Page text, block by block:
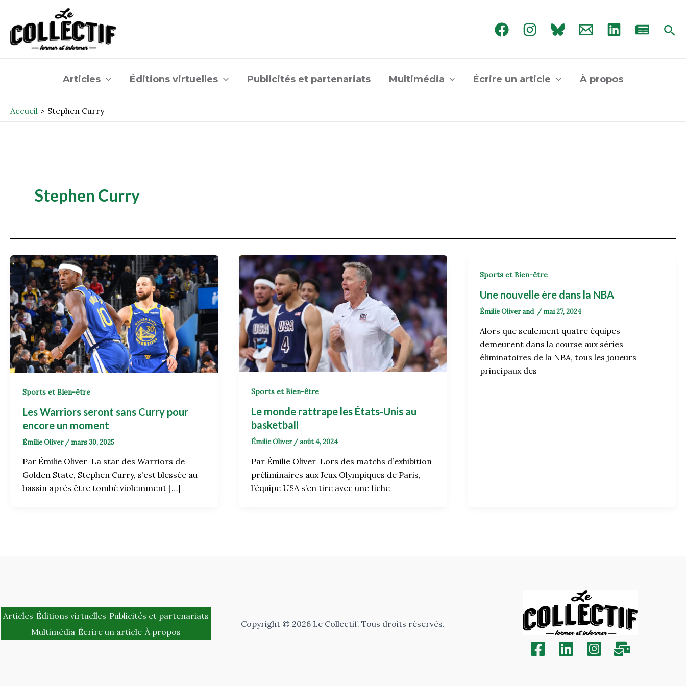
contenu
Articles Éditions virtuelles Publicités et partenariats Multimédia Écrire un article À propos
Accueil Stephen Curry
Stephen Curry
Sports et Bien-être
Les Warriors seront sans Curry pour
encore un moment
Émilie Oliver / mars 30, 2025
Par Émilie Oliver La star des Warriors de
Golden State, Stephen Curry, s’est blessée au
bassin après être tombé violemment […]
Sports et Bien-être
Le monde rattrape les États-Unis au
basketball
Émilie Oliver /août 4, 2024
Par Émilie Oliver Lors des matchs d’exhibition
préliminaires aux Jeux Olympiques de Paris,
l’équipe USA s’en tire avec une fiche
Sports et Bien-être
Une nouvelle ère dans la NBA
Émilie Oliverand / mai 27, 2024
Alors que seulement quatre équipes
demeurent dans la course aux séries
éliminatoires de la NBA, tous les joueurs
principaux des
Articles Éditions virtuelles Publicités et partenariats
Multimédia Écrire un article À propos
Copyright © 2026 Le Collectif. Tous droits réservés.